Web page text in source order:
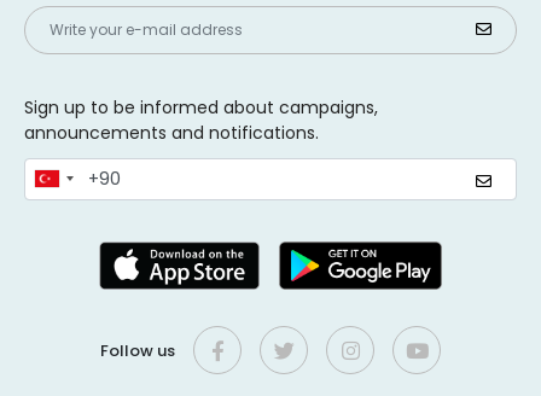
Sign up to be informed about campaigns,
announcements and notifications.
Follow us